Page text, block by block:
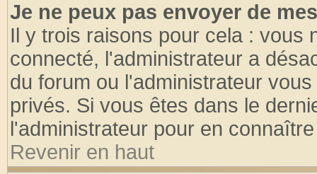
Je ne peux pas envoyer de
Il y trois raisons pour cela : vous
connecté, l'administrateur a
du forum ou l'administrateur
privés. Si vous êtes dans le
l'administrateur pour en
Revenir en haut